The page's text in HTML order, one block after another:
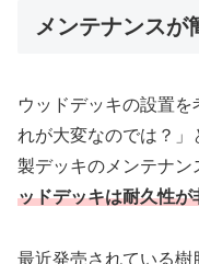
メンテナンスが
ウッドデッキの設置
れが大変なのでは？
製デッキのメンテナン
ッドデッキは耐久性
最近発売されている樹